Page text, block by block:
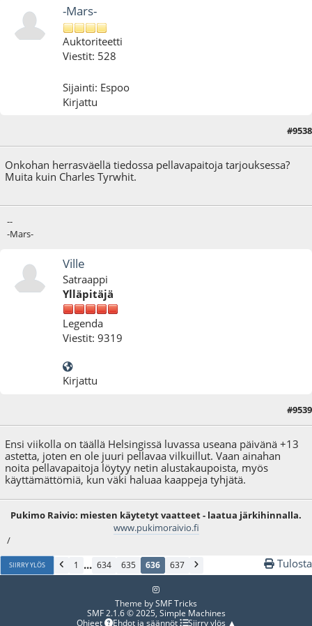
-Mars-
Auktoriteetti
Viestit: 528
Sijainti: Espoo
Kirjattu
#9538
Onkohan herrasväellä tiedossa pellavapaitoja tarjouksessa?
Muita kuin Charles Tyrwhit.
--
-Mars-
Ville
Satraappi
Ylläpitäjä
Legenda
Viestit: 9319
Kirjattu
#9539
Ensi viikolla on täällä Helsingissä luvassa useana päivänä +13
astetta, joten en ole juuri pellavaa vilkuillut. Vaan ainahan
noita pellavapaitoja löytyy netin alustakaupoista, myös
käyttämättömiä, kun väki haluaa kaappeja tyhjätä.
Pukimo Raivio: miesten käytetyt vaatteet - laatua järkihinnalla.
www.pukimoraivio.fi
/
SIIRRY YLÖS 1 ... 634 635 636 637 Tulosta
Theme bySMF Tricks
SMF 2.1.6 © 2025, Simple Machines
Ohjeet
Ehdot ja säännöt Siirry ylös ▲